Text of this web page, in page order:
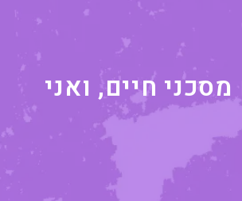
חיים, ואני